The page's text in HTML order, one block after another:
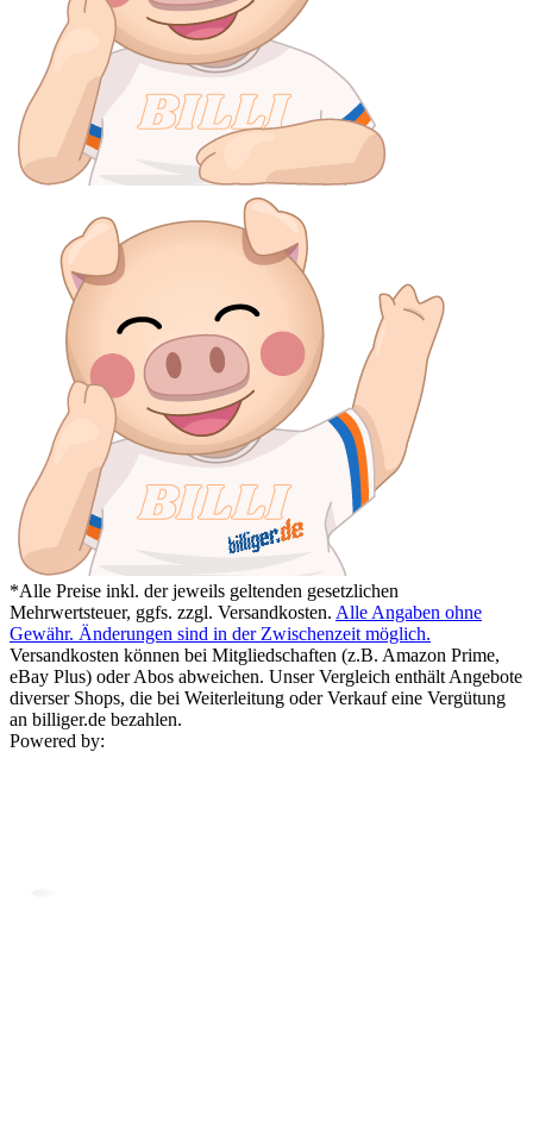
*Alle Preise inkl. der jeweils geltenden gesetzlichen
Mehrwertsteuer, ggfs. zzgl. Versandkosten. Alle Angaben ohne
Gewähr. Änderungen sind in der Zwischenzeit möglich.
Versandkosten können bei Mitgliedschaften (z.B. Amazon Prime,
eBay Plus) oder Abos abweichen. Unser Vergleich enthält Angebote
diverser Shops, die bei Weiterleitung oder Verkauf eine Vergütung
an billiger.de bezahlen.
Powered by: